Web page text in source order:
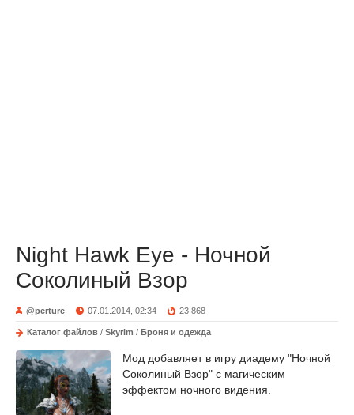
Night Hawk Eye - Ночной
Соколиный Взор
@perture 07.01.2014, 02:34 23 868
Каталог файлов / Skyrim / Броня и одежда
Мод добавляет в игру диадему "Ночной
Соколиный Взор" с магическим
эффектом ночного видения.